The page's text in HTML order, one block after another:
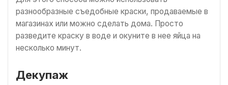
разнообразные съедобные краски, продаваемые в
магазинах или можно сделать дома. Просто
разведите краску в воде и окуните в нее яйца на
несколько минут.
Декупаж